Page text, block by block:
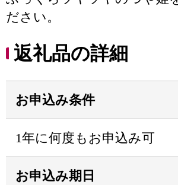
ださい。
返礼品の詳細
お申込み条件
1年に何度もお申込み可
お申込み期日